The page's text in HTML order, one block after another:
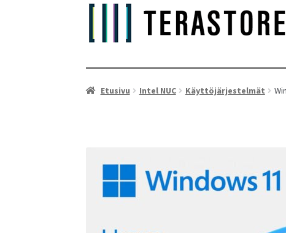
Etusivu Intel NUC Käyttöjärjestelmät